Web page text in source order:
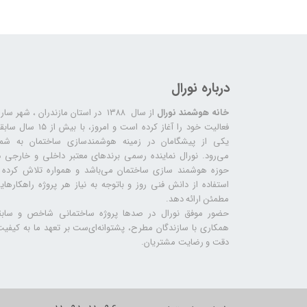
درباره نورال
خانه هوشمند نورال
از سال ۱۳۸۸ در استان مازندران ، شهر
فعالیت خود را آغاز کرده است و امروز، با بیش از
یکی از پیشگامان در زمینه هوشمندسازی ساختمان به
می‌رود. نورال نماینده رسمی برندهای معتبر داخلی و خارجی
حوزه هوشمند سازی ساختمان می‌باشد و همواره تلاش کرده
استفاده از دانش فنی روز و باتوجه به نیاز هر پروژه
مطمئن ارائه دهد.
حضور موفق نورال در صدها پروژه‌ ساختمانی شاخص و
همکاری با سازندگان مطرح، پشتوانه‌ای‌ست بر تعهد ما به
دقت و رضایت مشتریان.